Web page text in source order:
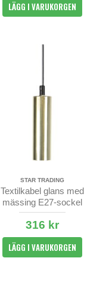
LÄGG I VARUKORGEN
STAR TRADING
Textilkabel glans med
mässing E27-sockel
316 kr
LÄGG I VARUKORGEN